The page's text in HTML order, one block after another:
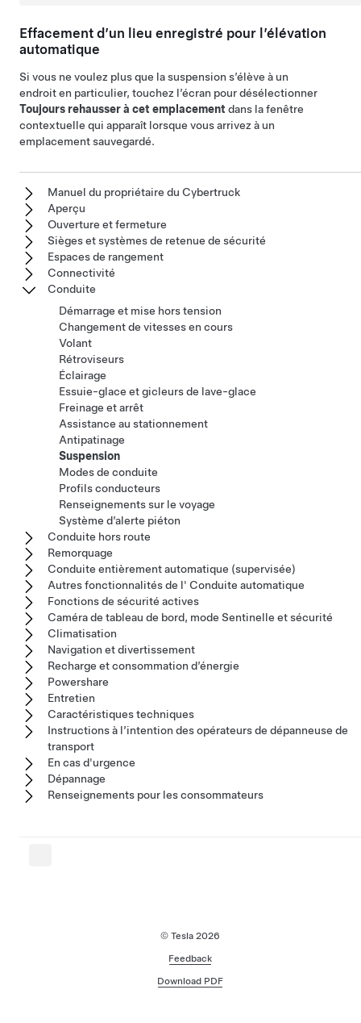
Effacement d’un lieu enregistré pour l’élévation
automatique
Si vous ne voulez plus que la suspension s’élève à un
endroit en particulier, touchez l’écran pour désélectionner
Toujours rehausser à cet emplacement dans la fenêtre
contextuelle qui apparaît lorsque vous arrivez à un
emplacement sauvegardé.
Manuel du propriétaire du Cybertruck
Aperçu
Ouverture et fermeture
Sièges et systèmes de retenue de sécurité
Espaces de rangement
Connectivité
Conduite
Démarrage et mise hors tension
Changement de vitesses en cours
Volant
Rétroviseurs
Éclairage
Essuie-glace et gicleurs de lave-glace
Freinage et arrêt
Assistance au stationnement
Antipatinage
Suspension
Modes de conduite
Profils conducteurs
Renseignements sur le voyage
Système d’alerte piéton
Conduite hors route
Remorquage
Conduite entièrement automatique (supervisée)
Autres fonctionnalités de l' Conduite automatique
Fonctions de sécurité actives
Caméra de tableau de bord, mode Sentinelle et sécurité
Climatisation
Navigation et divertissement
Recharge et consommation d’énergie
Powershare
Entretien
Caractéristiques techniques
Instructions à l’intention des opérateurs de dépanneuse de
transport
En cas d'urgence
Dépannage
Renseignements pour les consommateurs
© Tesla 2026
Feedback
Download PDF